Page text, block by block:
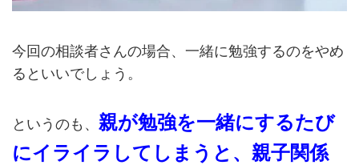
今回の相談者さんの場合、一緒に勉強するのをやめ
るといいでしょう。
というのも、 親が勉強を一緒にするたび
にイライラしてしまうと、親子関係